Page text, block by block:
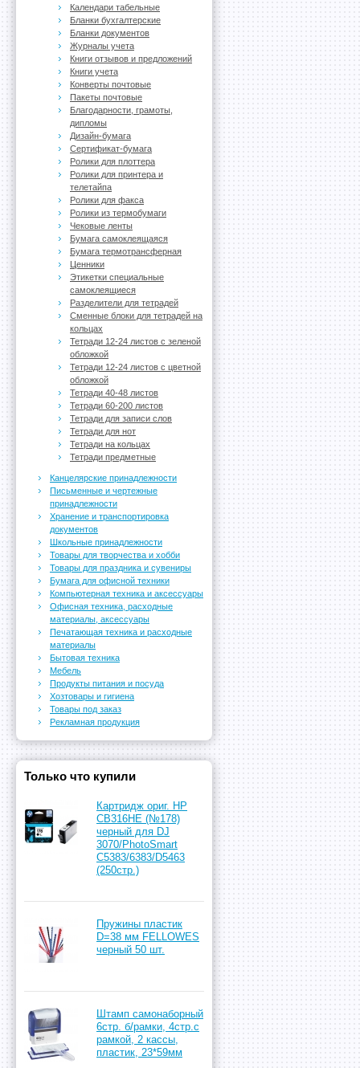
Календари табельные
Бланки бухгалтерские
Бланки документов
Журналы учета
Книги отзывов и предложений
Книги учета
Конверты почтовые
Пакеты почтовые
Благодарности, грамоты,
дипломы
Дизайн-бумага
Сертификат-бумага
Ролики для плоттера
Ролики для принтера и
телетайпа
Ролики для факса
Ролики из термобумаги
Чековые ленты
Бумага самоклеящаяся
Бумага термотрансферная
Ценники
Этикетки специальные
самоклеящиеся
Разделители для тетрадей
Сменные блоки для тетрадей на
кольцах
Тетради 12-24 листов с зеленой
обложкой
Тетради 12-24 листов с цветной
обложкой
Тетради 40-48 листов
Тетради 60-200 листов
Тетради для записи слов
Тетради для нот
Тетради на кольцах
Тетради предметные
Канцелярские принадлежности
Письменные и чертежные
принадлежности
Хранение и транспортировка
документов
Школьные принадлежности
Товары для творчества и хобби
Товары для праздника и сувениры
Бумага для офисной техники
Компьютерная техника и аксессуары
Офисная техника, расходные
материалы, аксессуары
Печатающая техника и расходные
материалы
Бытовая техника
Мебель
Продукты питания и посуда
Хозтовары и гигиена
Товары под заказ
Рекламная продукция
Только что купили
Картридж ориг. HP
CB316HE (№178)
черный для DJ
3070/PhotoSmart
C5383/6383/D5463
(250стр.)
Пружины пластик
D=38 мм FELLOWES
черный 50 шт.
Штамп самонаборный
6стр. б/рамки, 4стр.с
рамкой, 2 кассы,
пластик, 23*59мм